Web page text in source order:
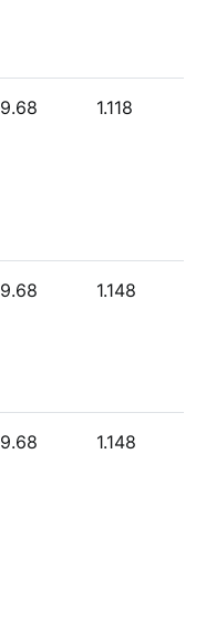
9.68 1.118
9.68 1.148
9.68 1.148